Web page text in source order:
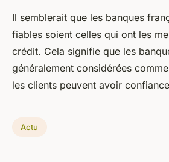
Il semblerait que les banques
fiables soient celles qui ont les
crédit. Cela signifie que les
généralement considérées
les clients peuvent avoir
Actu